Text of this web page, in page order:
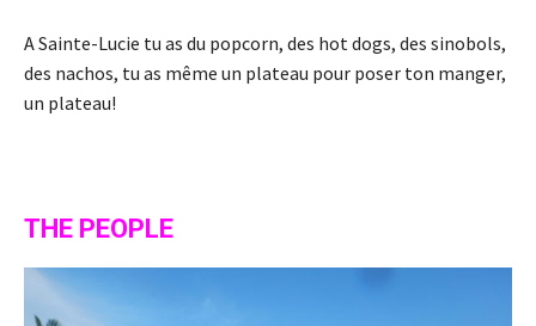
A Sainte-Lucie tu as du popcorn, des hot dogs, des sinobols,
des nachos, tu as même un plateau pour poser ton manger,
un plateau!
THE PEOPLE